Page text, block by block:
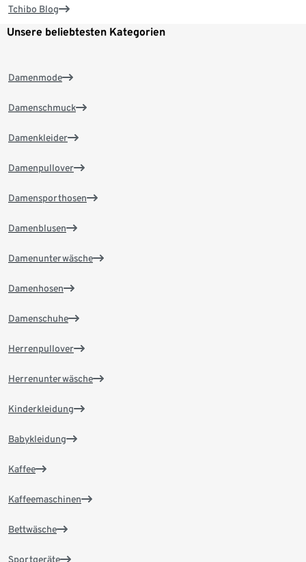
Tchibo Blog
Unsere beliebtesten Kategorien
Damenmode
Damenschmuck
Damenkleider
Damenpullover
Damensporthosen
Damenblusen
Damenunterwäsche
Damenhosen
Damenschuhe
Herrenpullover
Herrenunterwäsche
Kinderkleidung
Babykleidung
Kaffee
Kaffeemaschinen
Bettwäsche
Sportgeräte